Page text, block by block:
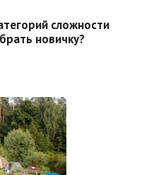
сложности
новичку?